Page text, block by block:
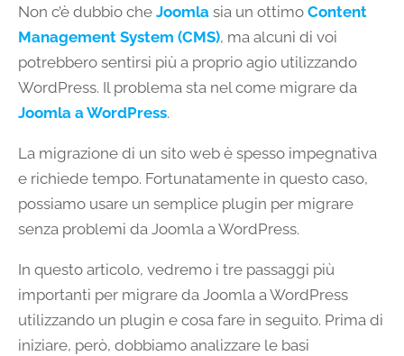
Non c’è dubbio che Joomla sia un ottimo Content
Management System (CMS), ma alcuni di voi
potrebbero sentirsi più a proprio agio utilizzando
WordPress. Il problema sta nel come migrare da
Joomla a WordPress.
La migrazione di un sito web è spesso impegnativa
e richiede tempo. Fortunatamente in questo caso,
possiamo usare un semplice plugin per migrare
senza problemi da Joomla a WordPress.
In questo articolo, vedremo i tre passaggi più
importanti per migrare da Joomla a WordPress
utilizzando un plugin e cosa fare in seguito. Prima di
iniziare, però, dobbiamo analizzare le basi